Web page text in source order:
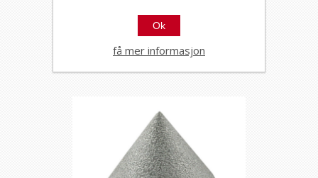
802281
Ok
få mer informasjon